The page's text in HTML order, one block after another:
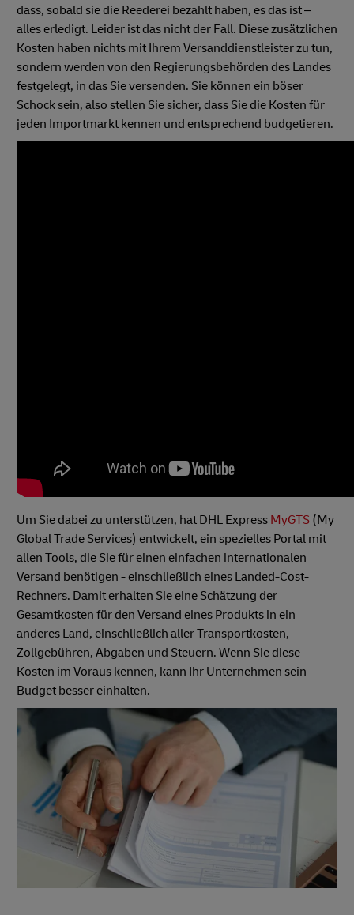
dass, sobald sie die Reederei bezahlt haben, es das ist –
alles erledigt. Leider ist das nicht der Fall. Diese zusätzlichen
Kosten haben nichts mit Ihrem Versanddienstleister zu tun,
sondern werden von den Regierungsbehörden des Landes
festgelegt, in das Sie versenden. Sie können ein böser
Schock sein, also stellen Sie sicher, dass Sie die Kosten für
jeden Importmarkt kennen und entsprechend budgetieren.
Um Sie dabei zu unterstützen, hat DHL Express MyGTS (My
Global Trade Services) entwickelt, ein spezielles Portal mit
allen Tools, die Sie für einen einfachen internationalen
Versand benötigen - einschließlich eines Landed-Cost-
Rechners. Damit erhalten Sie eine Schätzung der
Gesamtkosten für den Versand eines Produkts in ein
anderes Land, einschließlich aller Transportkosten,
Zollgebühren, Abgaben und Steuern. Wenn Sie diese
Kosten im Voraus kennen, kann Ihr Unternehmen sein
Budget besser einhalten.